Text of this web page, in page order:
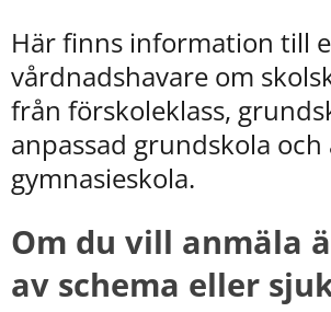
Här finns information till
vårdnadshavare om
från förskoleklass,
anpassad grundskola och
gymnasieskola.
Om du vill anmäla
av schema eller
bättre
för
dig?
Webbadress
till
sidan
bifogas